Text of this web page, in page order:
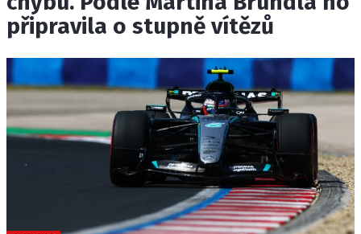
připravila o stupně vítězů